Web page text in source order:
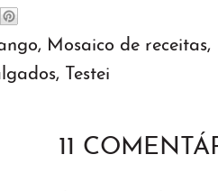
, Mosaico de receitas,
, Testei
11